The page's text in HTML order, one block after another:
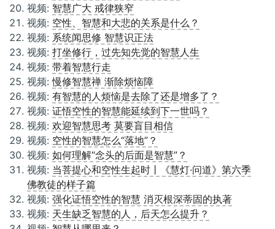
视频: 智慧广大 戒律狭窄
视频: 空性、智慧和大悲的关系是什么？
视频: 系统闻思修 智慧识正法
视频: 打坐修行，过先知先觉的智慧人生
视频: 带着智慧行走
视频:慢修智慧禅 渐除烦恼障
视频: 有智慧的人烦恼是去除了还是增多了？
视频: 证悟空性的智慧能延续到下一世吗？
视频: 欢迎智慧思考 莫要盲目相信
视频: 空性的智慧怎么“落地”？
视频: 如何理解“念头的后面是智慧”？
视频: 当菩提心和空性生起时丨《慧灯·问道》第六季
佛教徒的样子篇
视频: 强化证悟空性的智慧 消灭根深蒂固的执著
视频: 天生缺乏智慧的人，后天怎么提升？